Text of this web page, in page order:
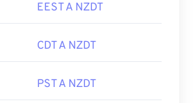
EEST A NZDT
CDT A NZDT
PST A NZDT